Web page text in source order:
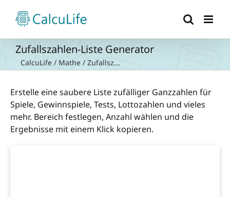
Inhalt
springen
Zufallszahlen-Liste Generator
CalcuLife / Mathe / Zufallsz...
Erstelle eine saubere Liste zufälliger Ganzzahlen für
Spiele, Gewinnspiele, Tests, Lottozahlen und vieles
mehr. Bereich festlegen, Anzahl wählen und die
Ergebnisse mit einem Klick kopieren.